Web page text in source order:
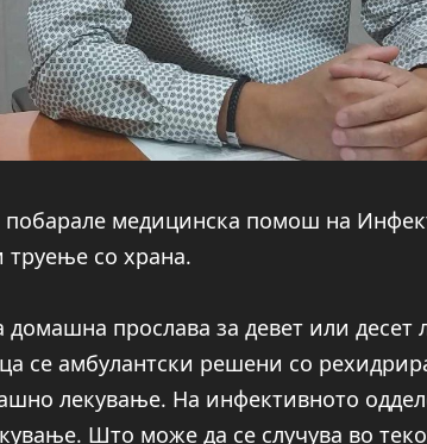
медицинска помош на
со храна.
домашна прослава за девет или десет
се амбулантски решени со
лекување. На инфективното
Што може да се случува во